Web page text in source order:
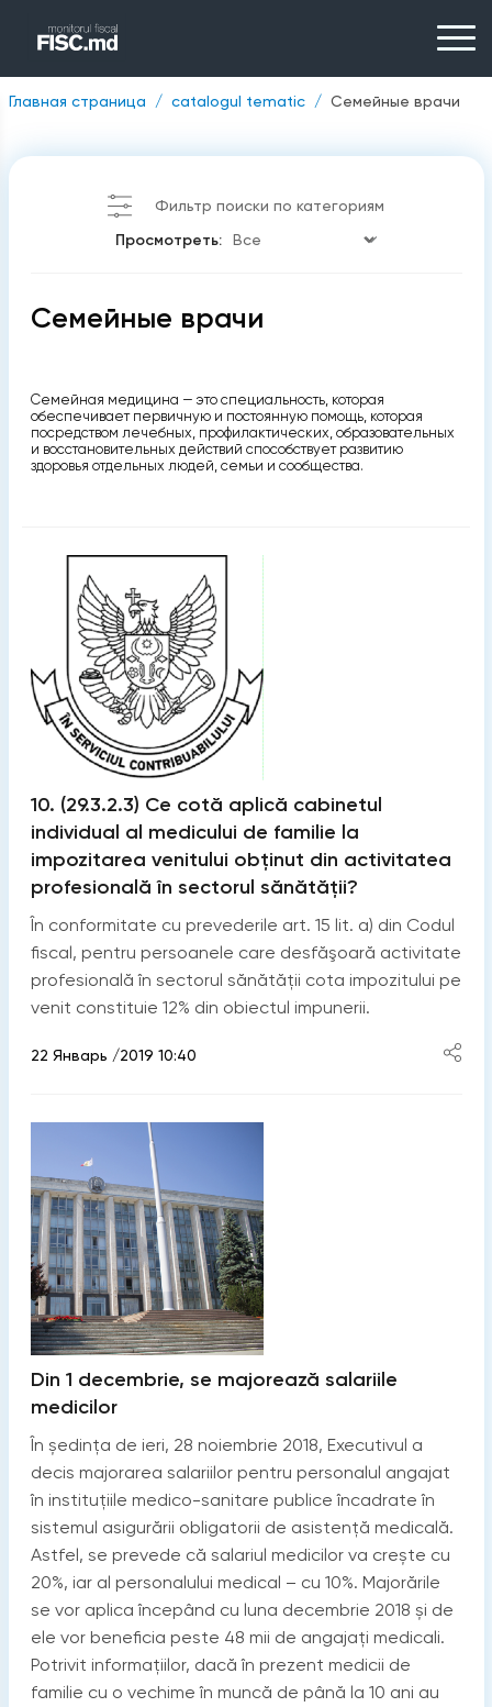
Главная страница catalogul tematic Cемейные врачи
Фильтр поиски по категориям
Просмотреть:
Cемейные врачи
Семейная медицина — это специальность, которая
обеспечивает первичную и постоянную помощь, которая
посредством лечебных, профилактических, образовательных
и восстановительных действий способствует развитию
здоровья отдельных людей, семьи и сообщества.
10. (29.3.2.3) Сe cotă aplică cabinetul
individual al medicului de familie la
impozitarea venitului obținut din activitatea
profesională în sectorul sănătății?
În conformitate cu prevederile art. 15 lit. a) din Codul
fiscal, pentru persoanele care desfăşoară activitate
profesională în sectorul sănătății cota impozitului pe
venit constituie 12% din obiectul impunerii.
22 Январь /2019 10:40
Din 1 decembrie, se majorează salariile
medicilor
În ședința de ieri, 28 noiembrie 2018, Executivul a
decis majorarea salariilor pentru personalul angajat
în instituțiile medico-sanitare publice încadrate în
sistemul asigurării obligatorii de asistență medicală.
Astfel, se prevede că salariul medicilor va crește cu
20%, iar al personalului medical – cu 10%. Majorările
se vor aplica începând cu luna decembrie 2018 și de
ele vor beneficia peste 48 mii de angajați medicali.
Potrivit informațiilor, dacă în prezent medicii de
familie cu o vechime în muncă de până la 10 ani au